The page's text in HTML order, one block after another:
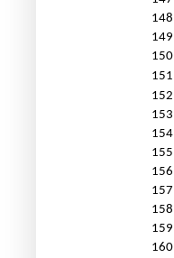
148
149
150
151
152
153
154
155
156
157
158
159
160